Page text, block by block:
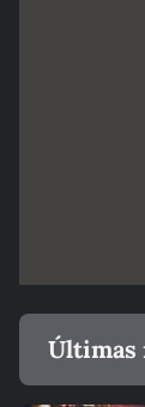
Últimas